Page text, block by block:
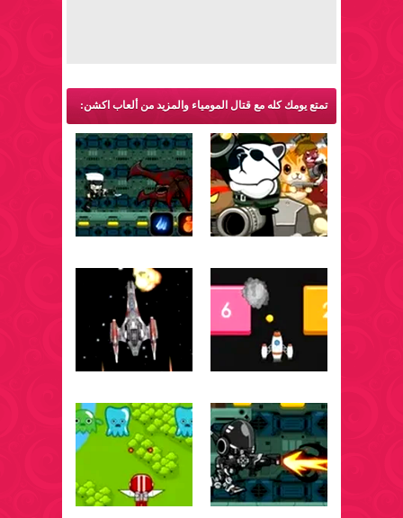
تمتع يومك كله مع قتال المومياء والمزيد من ألعاب اكشن: